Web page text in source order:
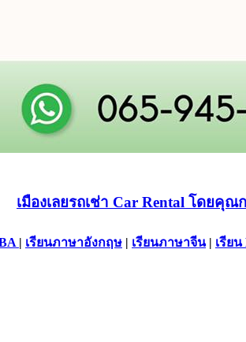
เมืองเลยรถเช่า Car Rental โดยคุณ
| เรียนภาษาอังกฤษ | เรียนภาษาจีน| เรีย